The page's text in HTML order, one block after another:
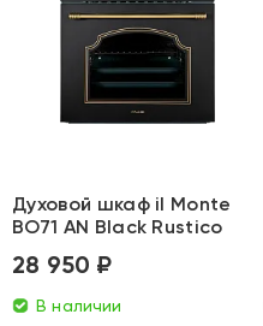
Духовой шкаф il Monte
BO71 AN Black Rustico
28 950 ₽
В наличии